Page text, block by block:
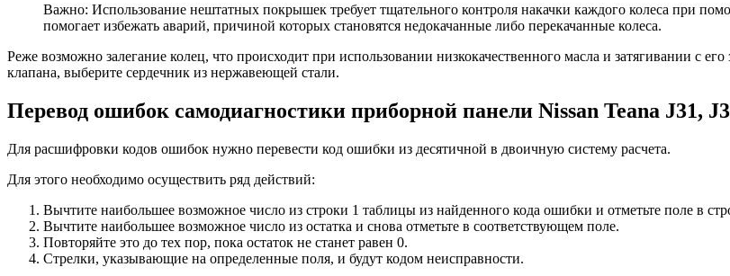
Важно: Использование нештатных покрышек требует тщательного контроля накачки каждого колеса при
помогает избежать аварий, причиной которых становятся недокачанные либо перекачанные колеса.
Реже возможно залегание колец, что происходит при использовании низкокачественного масла и затягивании с
клапана, выберите сердечник из нержавеющей стали.
Перевод ошибок самодиагностики приборной панели Nissan Teana J31,
Для расшифровки кодов ошибок нужно перевести код ошибки из десятичной в двоичную систему расчета.
Для этого необходимо осуществить ряд действий:
Вычтите наибольшее возможное число из строки 1 таблицы из найденного кода ошибки и отметьте поле в
Вычтите наибольшее возможное число из остатка и снова отметьте в соответствующем поле.
Повторяйте это до тех пор, пока остаток не станет равен 0.
Cтрелки, указывающие на определенные поля, и будут кодом неисправности.